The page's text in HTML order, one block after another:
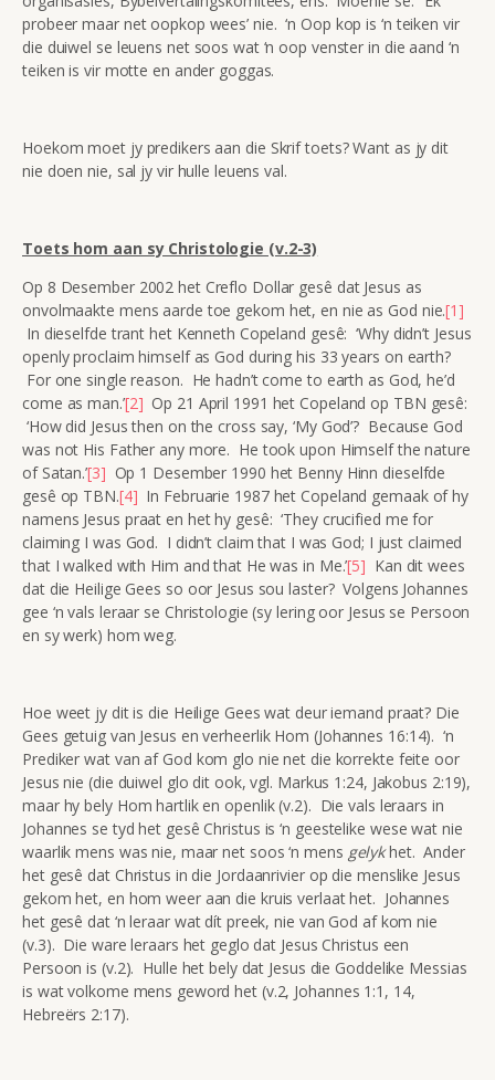
probeer maar net oopkop wees’ nie. ‘n Oop kop is ‘n teiken vir
die duiwel se leuens net soos wat ‘n oop venster in die aand ‘n
teiken is vir motte en ander goggas.
Hoekom moet jy predikers aan die Skrif toets? Want as jy dit
nie doen nie, sal jy vir hulle leuens val.
Toets hom aan sy Christologie (v.2-3)
Op 8 Desember 2002 het Creflo Dollar gesê dat Jesus as
onvolmaakte mens aarde toe gekom het, en nie as God nie.[1]
In dieselfde trant het Kenneth Copeland gesê: ‘Why didn’t Jesus
openly proclaim himself as God during his 33 years on earth?
For one single reason. He hadn’t come to earth as God, he’d
come as man.’[2] Op 21 April 1991 het Copeland op TBN gesê:
‘How did Jesus then on the cross say, ‘My God’? Because God
was not His Father any more. He took upon Himself the nature
of Satan.’[3] Op 1 Desember 1990 het Benny Hinn dieselfde
gesê op TBN.[4] In Februarie 1987 het Copeland gemaak of hy
namens Jesus praat en het hy gesê: ‘They crucified me for
claiming I was God. I didn’t claim that I was God; I just claimed
that I walked with Him and that He was in Me.’[5] Kan dit wees
dat die Heilige Gees so oor Jesus sou laster? Volgens Johannes
gee ‘n vals leraar se Christologie (sy lering oor Jesus se Persoon
en sy werk) hom weg.
Hoe weet jy dit is die Heilige Gees wat deur iemand praat? Die
Gees getuig van Jesus en verheerlik Hom (Johannes 16:14). ‘n
Prediker wat van af God kom glo nie net die korrekte feite oor
Jesus nie (die duiwel glo dit ook, vgl. Markus 1:24, Jakobus 2:19),
maar hy bely Hom hartlik en openlik (v.2). Die vals leraars in
Johannes se tyd het gesê Christus is ‘n geestelike wese wat nie
waarlik mens was nie, maar net soos ‘n mens gelykhet. Ander
het gesê dat Christus in die Jordaanrivier op die menslike Jesus
gekom het, en hom weer aan die kruis verlaat het. Johannes
het gesê dat ‘n leraar wat dít preek, nie van God af kom nie
(v.3). Die ware leraars het geglo dat Jesus Christus een
Persoon is (v.2). Hulle het bely dat Jesus die Goddelike Messias
is wat volkome mens geword het (v.2, Johannes 1:1, 14,
Hebreërs 2:17).